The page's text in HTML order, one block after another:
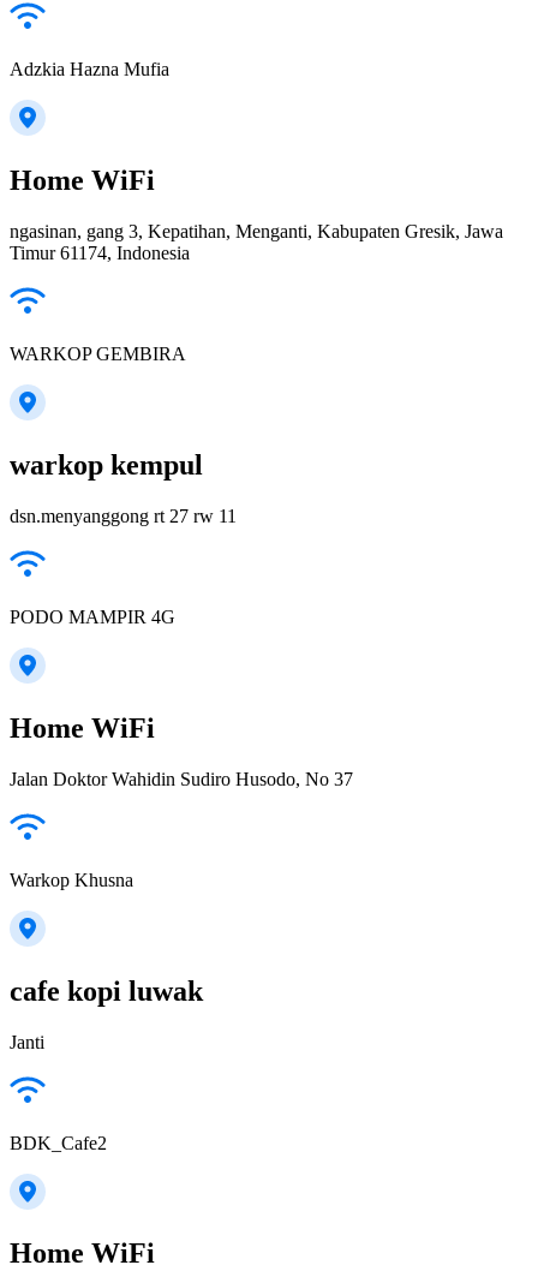
Adzkia Hazna Mufia
Home WiFi
ngasinan, gang 3, Kepatihan, Menganti, Kabupaten Gresik, Jawa
Timur 61174, Indonesia
WARKOP GEMBIRA
warkop kempul
dsn.menyanggong rt 27 rw 11
PODO MAMPIR 4G
Home WiFi
Jalan Doktor Wahidin Sudiro Husodo, No 37
Warkop Khusna
cafe kopi luwak
Janti
BDK_Cafe2
Home WiFi